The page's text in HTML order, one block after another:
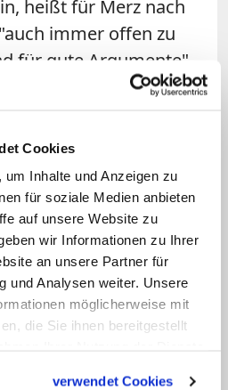
Cookies
Inhalte und Anzeigen zu
für soziale Medien anbieten
auf unsere Website zu
wir Informationen zu Ihrer
an unsere Partner für
und Analysen weiter. Unsere
möglicherweise mit
die Sie ihnen bereitgestellt
verwendet Cookies
heißt für Merz nach
immer offen zu
für gute Argumente".
könne bestehen. So
Kinder adoptieren.
die Kinder
davon ab, ob die
oder heterosexuell
zur "Ehe für alle"
auch wenn er
darüber